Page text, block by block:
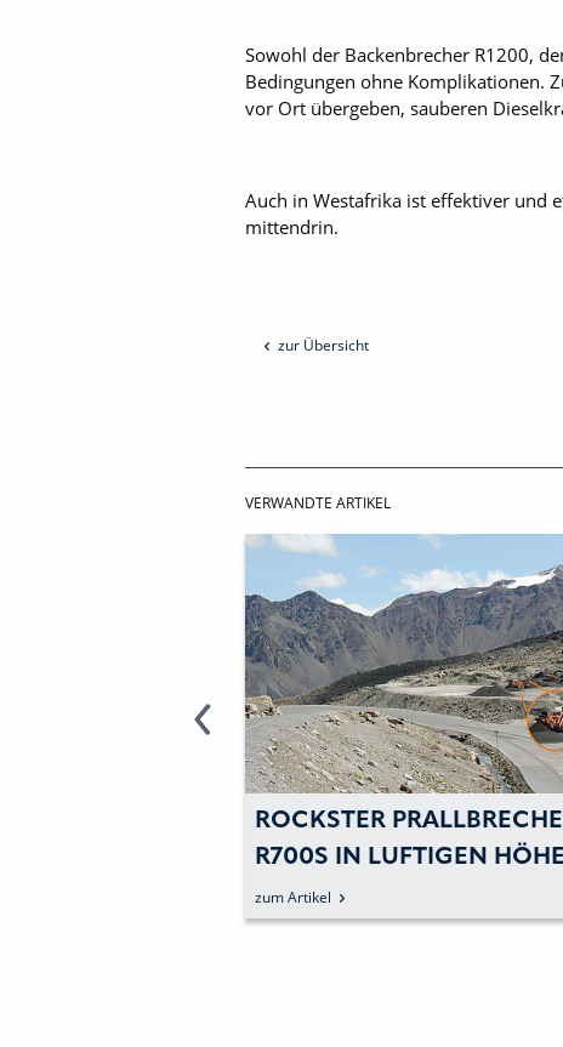
Sowohl der Backenbrecher R1200,
Bedingungen ohne Komplikationen.
vor Ort übergeben, sauberen
Auch in Westafrika ist effektiver und
mittendrin.
zur Übersicht
VERWANDTE ARTIKEL
ROCKSTER
R700S IN LUFTIGEN
zum Artikel